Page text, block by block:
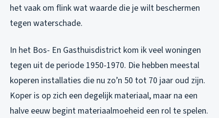
het vaak om flink wat waarde die je wilt beschermen
tegen waterschade.
In het Bos- En Gasthuisdistrict kom ik veel woningen
tegen uit de periode 1950-1970. Die hebben meestal
koperen installaties die nu zo’n 50 tot 70 jaar oud zijn.
Koper is op zich een degelijk materiaal, maar na een
halve eeuw begint materiaalmoeheid een rol te spelen.